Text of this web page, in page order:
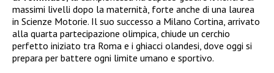
massimi livelli dopo la maternità, forte anche di una laurea
in Scienze Motorie. Il suo successo a Milano Cortina, arrivato
alla quarta partecipazione olimpica, chiude un cerchio
perfetto iniziato tra Roma e i ghiacci olandesi, dove oggi si
prepara per battere ogni limite umano e sportivo.